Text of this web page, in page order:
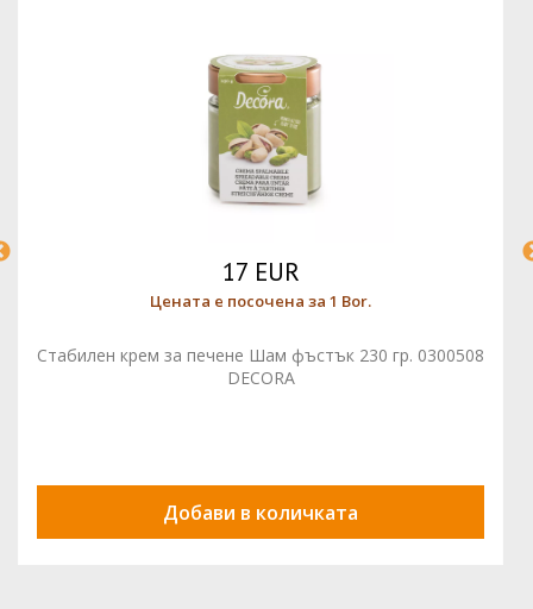
17 EUR
Цената е посочена за 1 Bor.
Стабилен крем за печене Шам фъстък 230 гр. 0300508
DECORA
Добави в количката